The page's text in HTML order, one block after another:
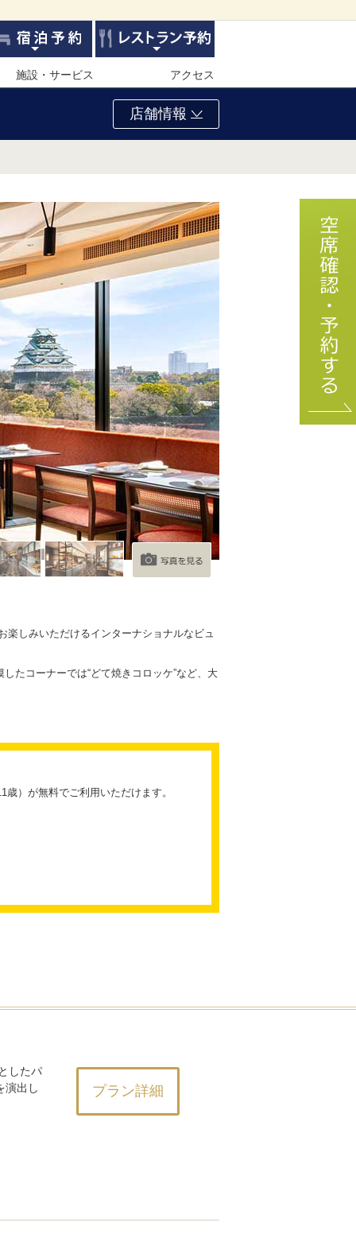
施設・サービス アクセス
店舗情報
楽しみいただけるインターナショナルなビュ
したコーナーでは“どて焼きコロッケ”など、大
）が無料でご利用いただけます。
したパ
演出し
プラン詳細